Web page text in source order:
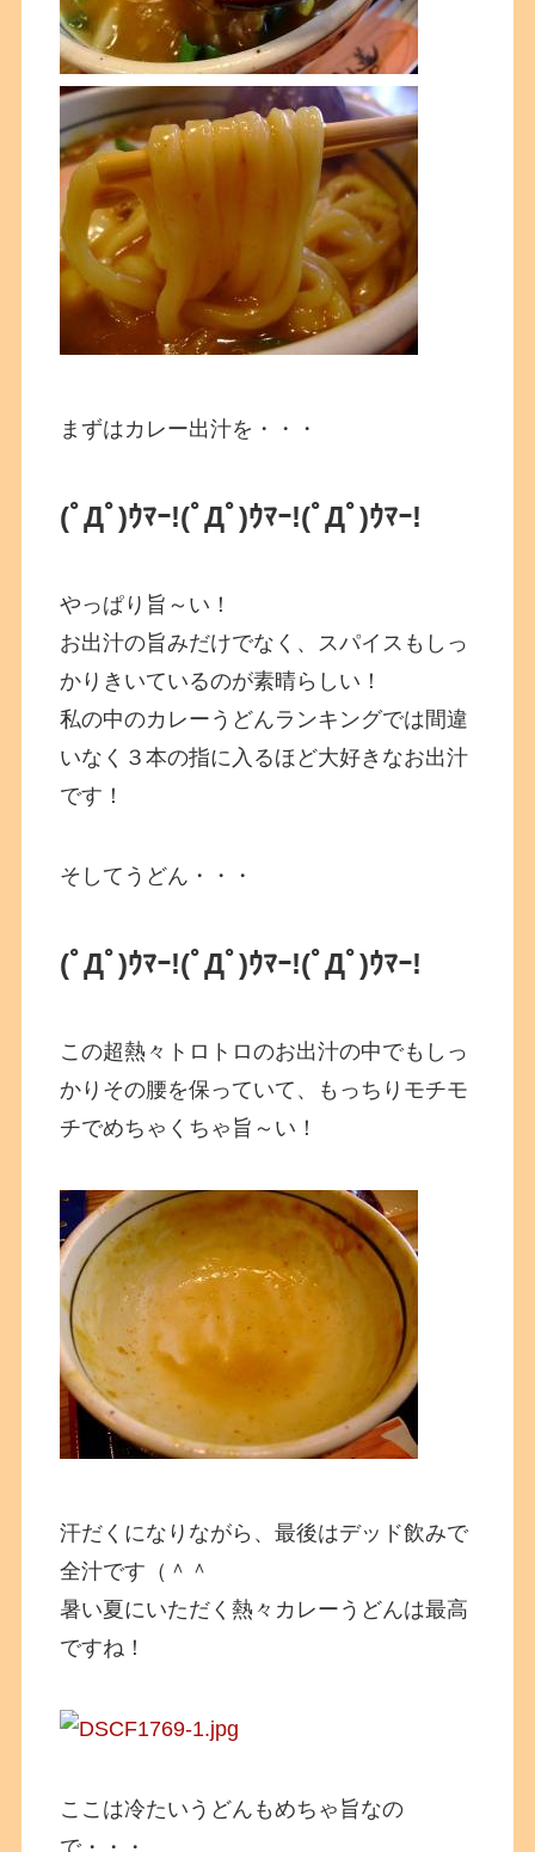
まずはカレー出汁を・・・
(ﾟДﾟ)ｳﾏｰ!(ﾟДﾟ)ｳﾏｰ!(ﾟДﾟ)ｳﾏｰ!
やっぱり旨～い！
お出汁の旨みだけでなく、スパイスもしっ
かりきいているのが素晴らしい！
私の中のカレーうどんランキングでは間違
いなく３本の指に入るほど大好きなお出汁
です！
そしてうどん・・・
(ﾟДﾟ)ｳﾏｰ!(ﾟДﾟ)ｳﾏｰ!(ﾟДﾟ)ｳﾏｰ!
この超熱々トロトロのお出汁の中でもしっ
かりその腰を保っていて、もっちりモチモ
チでめちゃくちゃ旨～い！
汗だくになりながら、最後はデッド飲みで
全汁です（＾＾
暑い夏にいただく熱々カレーうどんは最高
ですね！
ここは冷たいうどんもめちゃ旨なの